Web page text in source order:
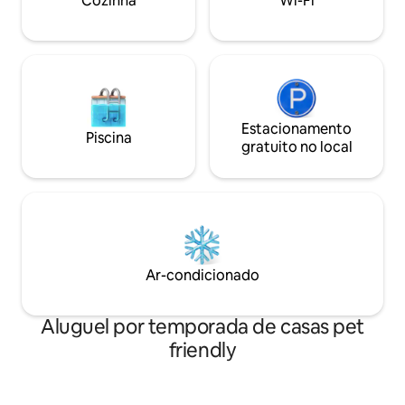
Para saber mais, veja os detalhes.
Piscina
Estacionamento
gratuito no local
Ar-condicionado
Aluguel por temporada de casas pet
friendly